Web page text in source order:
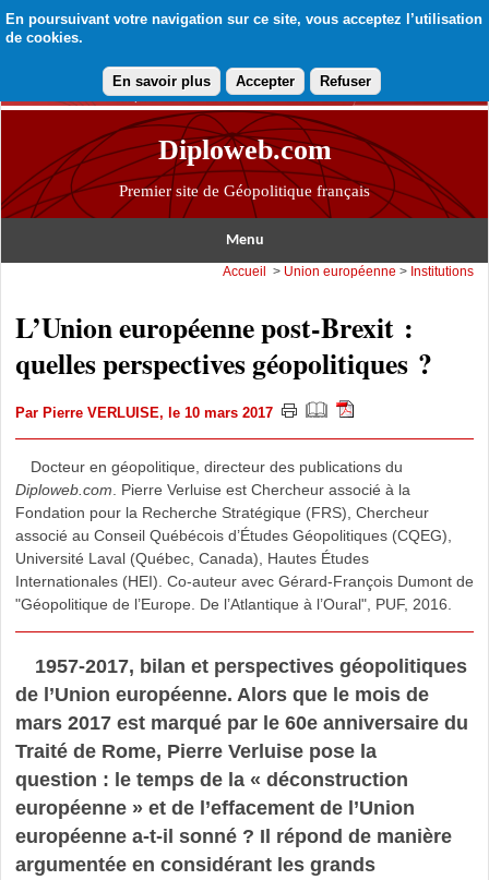
En poursuivant votre navigation sur ce site, vous acceptez l’utilisation
de cookies.
En savoir plus Accepter Refuser
Diploweb.com
Premier site de Géopolitique français
Menu
Accueil > Union européenne > Institutions
L’Union européenne post-Brexit :
quelles perspectives géopolitiques ?
Par Pierre VERLUISE, le 10 mars 2017
Docteur en géopolitique, directeur des publications du
Diploweb.com . Pierre Verluise est Chercheur associé à la
Fondation pour la Recherche Stratégique (FRS), Chercheur
associé au Conseil Québécois d’Études Géopolitiques (CQEG),
Université Laval (Québec, Canada), Hautes Études
Internationales (HEI). Co-auteur avec Gérard-François Dumont de
"Géopolitique de l’Europe. De l’Atlantique à l’Oural", PUF, 2016.
1957-2017, bilan et perspectives géopolitiques
de l’Union européenne. Alors que le mois de
mars 2017 est marqué par le 60e anniversaire du
Traité de Rome, Pierre Verluise pose la
question : le temps de la « déconstruction
européenne » et de l’effacement de l’Union
européenne a-t-il sonné ? Il répond de manière
argumentée en considérant les grands